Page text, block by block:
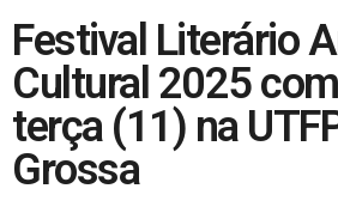
Festival Literário
Cultural 2025
terça (11) na
Grossa